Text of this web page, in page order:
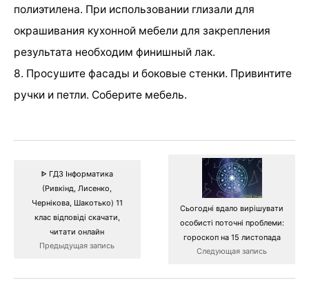
полиэтилена. При использовании глизали для
окрашивания кухонной мебели для закрепления
результата необходим финишный лак.
8. Просушите фасады и боковые стенки. Привинтите
ручки и петли. Соберите мебель.
ᐈ ГДЗ Інформатика
(Ривкінд, Лисенко,
Чернікова, Шакотько) 11
клас відповіді скачати,
читати онлайн
Предыдущая запись
Сьогодні вдало вирішувати
особисті поточні проблеми:
гороскоп на 15 листопада
Следующая запись